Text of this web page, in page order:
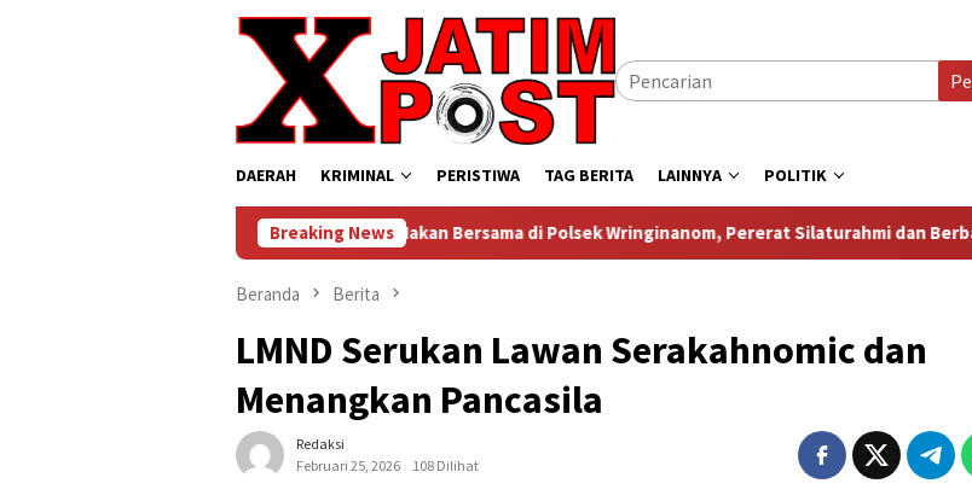
DAERAH KRIMINAL PERISTIWA TAG BERITA LAINNYA POLITIK
Breaking News
Hangat Ratusan Warga Makan Bersama di Polsek Wringinanom, Pererat Silaturahmi dan Berbagi Keberkahan
Beranda Berita
LMND Serukan Lawan Serakahnomic dan
Menangkan Pancasila
Redaksi
Februari 25, 2026
108 Dilihat